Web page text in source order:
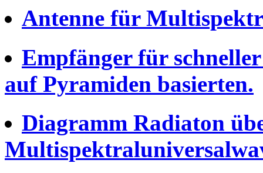
Antenne für
Empfänger für
auf Pyramiden basierten.
Diagramm Radiaton